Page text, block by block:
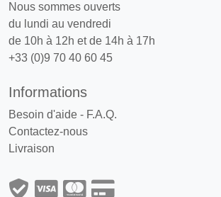
Nous sommes ouverts
du lundi au vendredi
de 10h à 12h et de 14h à 17h
+33 (0)9 70 40 60 45
Informations
Besoin d'aide - F.A.Q.
Contactez-nous
Livraison